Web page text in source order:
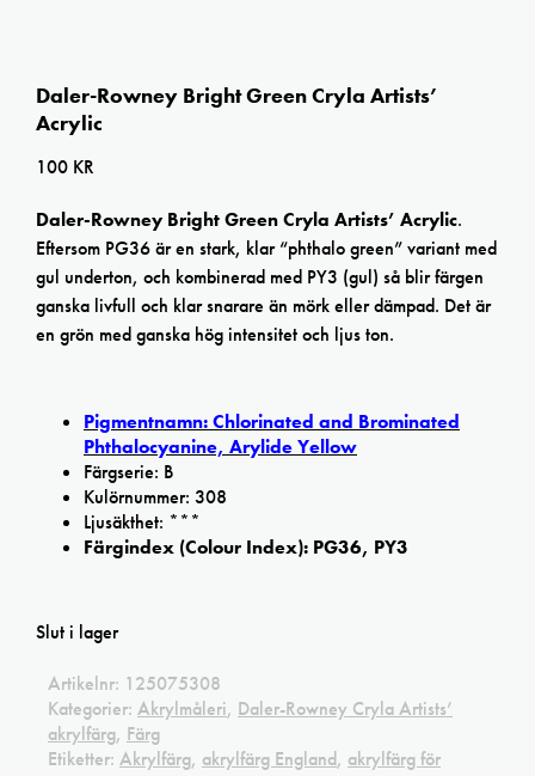
Daler-Rowney Bright Green Cryla Artists’
Acrylic
100 KR
Daler-Rowney Bright Green Cryla Artists’ Acrylic.
Eftersom PG36 är en stark, klar “phthalo green” variant med
gul underton, och kombinerad med PY3 (gul) så blir färgen
ganska livfull och klar snarare än mörk eller dämpad. Det är
en grön med ganska hög intensitet och ljus ton.
Pigmentnamn: Chlorinated and Brominated
Phthalocyanine, Arylide Yellow
Färgserie: B
Kulörnummer: 308
Ljusäkthet: ***
Färgindex (Colour Index): PG36, PY3
Slut i lager
Artikelnr: 125075308
Kategorier: Akrylmåleri, Daler-Rowney Cryla Artists’
akrylfärg, Färg
Etiketter: Akrylfärg, akrylfärg England, akrylfärg för